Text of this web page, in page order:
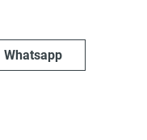
Whatsapp